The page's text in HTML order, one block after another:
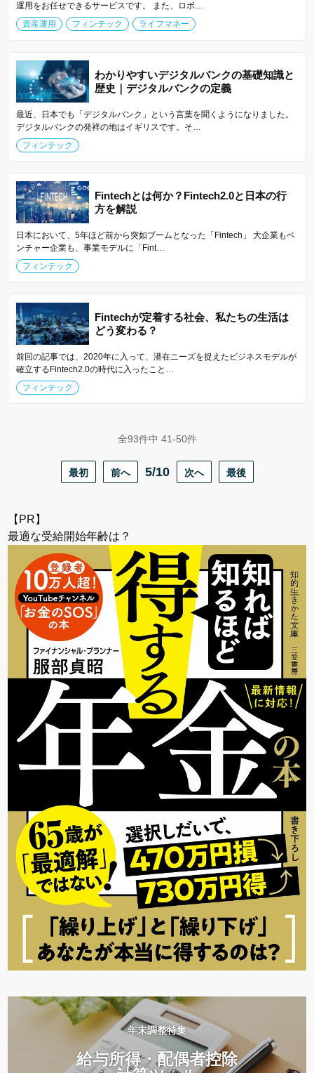
運用をお任せできるサービスです。 また、ロボ…
資産運用
フィンテック ライフマネー
わかりやすいデジタルバンクの基礎知識と
歴史｜デジタルバンクの定義
最近、日本でも「デジタルバンク」という言葉を聞くようになりました。
デジタルバンクの発祥の地はイギリスです。そ…
フィンテック
Fintechとは何か？Fintech2.0と日本の行
方を解説
日本において、5年ほど前から突如ブームとなった「Fintech」 大企業もベ
ンチャー企業も、事業モデルに「Fint…
フィンテック
Fintechが定着する社会、私たちの生活は
どう変わる？
前回の記事では、2020年に入って、潜在ニーズを捉えたビジネスモデルが
確立するFintech2.0の時代に入ったこと…
フィンテック
全93件中 41-50件
最初 前へ 5/10 次へ 最後
【PR】
最適な受給開始年齢は？
年末調整特集
給与所得・配偶者控除